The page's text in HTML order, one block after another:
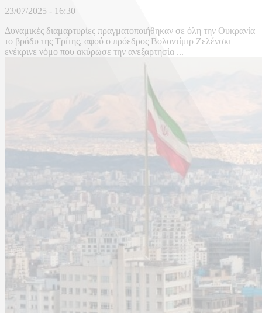
23/07/2025 - 16:30
Δυναμικές διαμαρτυρίες πραγματοποιήθηκαν σε όλη την Ουκρανία
το βράδυ της Τρίτης, αφού ο πρόεδρος Βολοντίμιρ Ζελένσκι
ενέκρινε νόμο που ακύρωσε την ανεξαρτησία ...